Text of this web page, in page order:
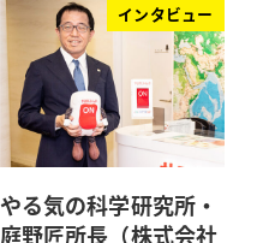
インタビュー
やる気の科学研究所・
庭野匠所長（株式会社